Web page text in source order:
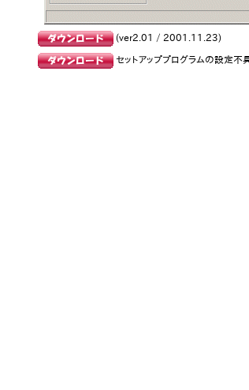
(ver2.01 / 2001.11.23)
セットアッププログラムの設定不